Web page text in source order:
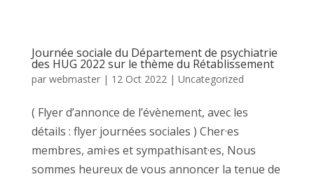
Journée sociale du Département de psychiatrie
des HUG 2022 sur le thème du Rétablissement
par webmaster| 12 Oct 2022| Uncategorized
( Flyer d’annonce de l’évènement, avec les
détails : flyer journées sociales ) Cher·es
membres, ami·es et sympathisant·es, Nous
sommes heureux de vous annoncer la tenue de